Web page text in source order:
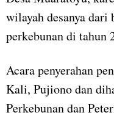
wilayah desanya dari
perkebunan di tahun
Acara penyerahan
Kali, Pujiono dan
Perkebunan dan